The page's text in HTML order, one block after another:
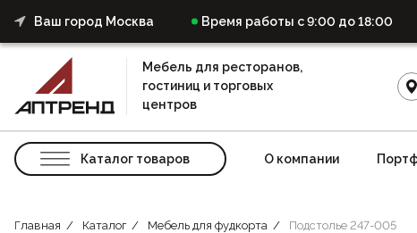
Ваш город Москва Время работы с 9:00 до 18:00
Мебель для ресторанов,
гостиниц и торговых
центров
Каталог товаров О компании
Главная Каталог Мебель для фудкорта Подстолье 247-005